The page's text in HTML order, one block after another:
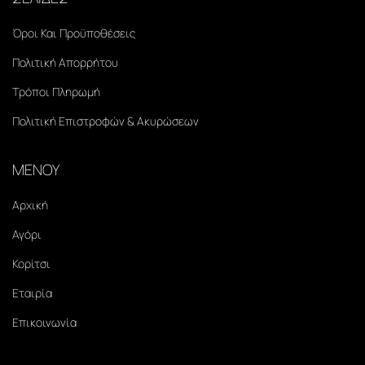
Όροι Και Προϋποθέσεις
Πολιτική Απορρήτου
Τρόποι Πληρωμή
Πολιτική Επιστροφών & Ακυρώσεων
ΜΕΝΟΥ
Αρχική
Αγόρι
Κορίτσι
Εταιρία
Επικοινωνία